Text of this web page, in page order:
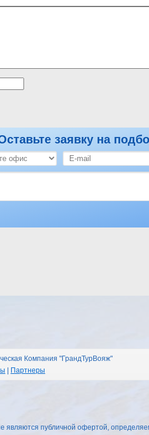
отзыв по этому отелю
заявку на
Компания "ГрандТурВояж"
Партнеры
публичной офертой,